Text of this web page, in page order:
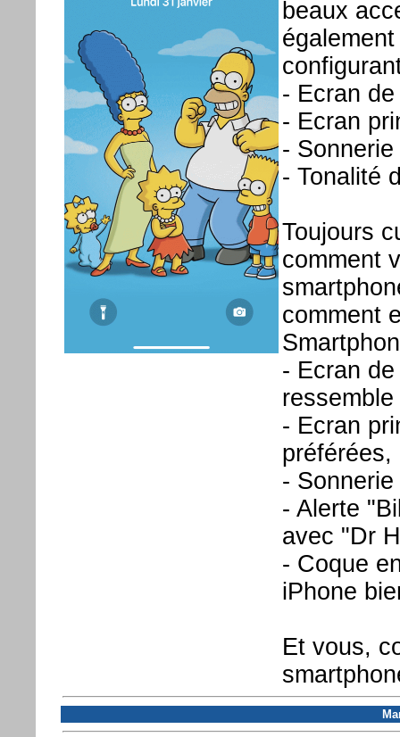
beaux
- Ecran
- Ecran
-
- Tonalité
Toujours
comment
comment
- Ecran
- Ecran
préférées,
-
- Alerte
avec "Dr
- Coque
iPhone
Et vous,